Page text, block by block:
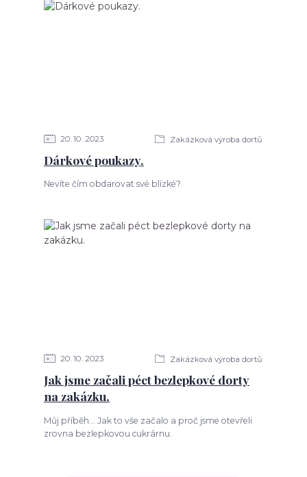
20 10 2023 Zakázková výroba dortů
Dárkové poukazy.
Nevíte čím obdarovat své blízké?
20 10 2023 Zakázková výroba dortů
Jak jsme začali péct bezlepkové dorty
na zakázku.
Můj příběh... Jak to vše začalo a proč jsme otevřeli
zrovna bezlepkovou cukrárnu.